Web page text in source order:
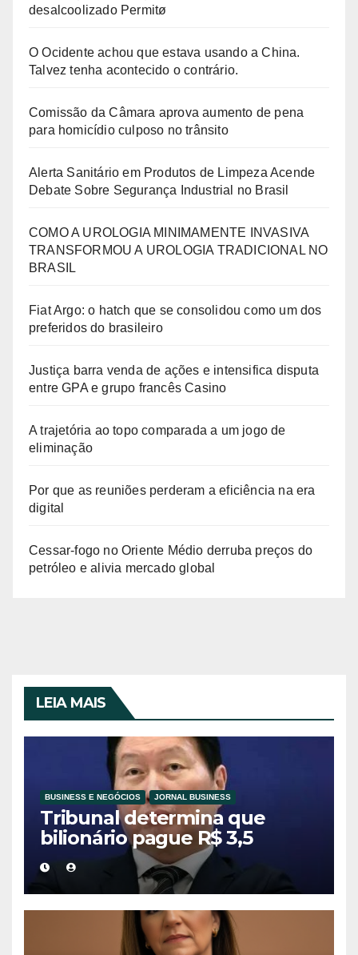
desalcoolizado Permitø
O Ocidente achou que estava usando a China.
Talvez tenha acontecido o contrário.
Comissão da Câmara aprova aumento de pena
para homicídio culposo no trânsito
Alerta Sanitário em Produtos de Limpeza Acende
Debate Sobre Segurança Industrial no Brasil
COMO A UROLOGIA MINIMAMENTE INVASIVA
TRANSFORMOU A UROLOGIA TRADICIONAL NO
BRASIL
Fiat Argo: o hatch que se consolidou como um dos
preferidos do brasileiro
Justiça barra venda de ações e intensifica disputa
entre GPA e grupo francês Casino
A trajetória ao topo comparada a um jogo de
eliminação
Por que as reuniões perderam a eficiência na era
digital
Cessar-fogo no Oriente Médio derruba preços do
petróleo e alivia mercado global
LEIA MAIS
BUSINESS E NEGÓCIOS JORNAL BUSINESS
Tribunal determina que
bilionário pague R$ 3,5
bilhões à ex-esposa em
divórcio histórico na Coreia
do Sul